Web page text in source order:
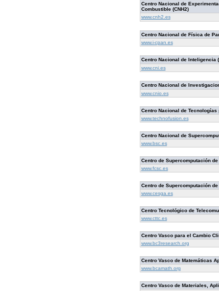
Centro Nacional de
Combustible (CNH2)
www.cnh2.es
Centro Nacional de Física de
www.i-cpan.es
Centro Nacional de Inteligencia
www.cni.es
Centro Nacional de
www.cnio.es
Centro Nacional de
www.technofusion.es
Centro Nacional de
www.bsc.es
Centro de Supercomputación
www.fcsc.es
Centro de Supercomputación de
www.cesga.es
Centro Tecnológico de
www.cttc.es
Centro Vasco para el Cambio
www.bc3research.org
Centro Vasco de Matemáticas
www.bcamath.org
Centro Vasco de Materiales,